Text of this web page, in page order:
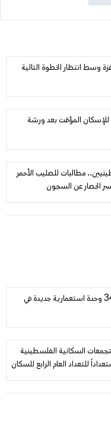
وسط انتظار الخطوة التالية
للإسكان المؤقت بعد ورشة
مطالبات للصليب الأحمر
الحصار عن السجون
الاحتلال يطرح عطاءً لبناء 342 وحدة استعمارية جديدة في
السكانية الفلسطينية
استعداداً للتعداد العام الرابع للسكان